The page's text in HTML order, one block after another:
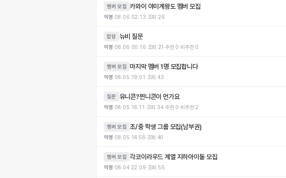
멤버 모집 카와이 야미계왕도 멤버 모집
익명·08.06 02:13·조회 26
잡담 뉴비 질문
익명·08.06 00:16·조회 21·추천 0·비추천 0
멤버 모집 마지막 멤버 1명 모집합니다
익명·08.05 19:01 ·조회43
질문 유니콘?찐니콘이 먼가요
익명·08.05 16:11 ·조회 34·추천 0·비추천 2
멤버 모집 초/중 학생 그룹 모집(남부권)
익명·08.05 14:56·조회40
멤버 모집 각코이라우드 계열 지하아이돌 모집
익명·08.04 22:09·조회 55